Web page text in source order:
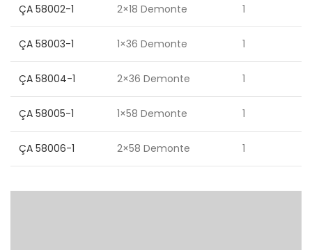
ÇA 58002-1 2×18 Demonte 1
ÇA 58003-1 1×36 Demonte 1
ÇA 58004-1 2×36 Demonte 1
ÇA 58005-1 1×58 Demonte 1
ÇA 58006-1 2×58 Demonte 1